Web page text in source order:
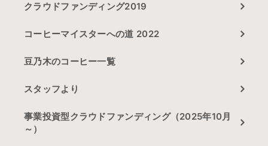
クラウドファンディング2019
コーヒーマイスターへの道 2022
豆乃木のコーヒー一覧
スタッフより
事業投資型クラウドファンディング（2025年10月
～）